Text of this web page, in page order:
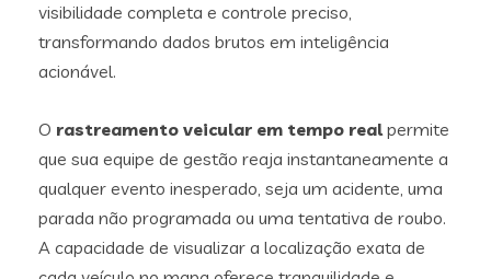
visibilidade completa e controle preciso,
transformando dados brutos em inteligência
acionável.
O rastreamento veicular em tempo real permite
que sua equipe de gestão reaja instantaneamente a
qualquer evento inesperado, seja um acidente, uma
parada não programada ou uma tentativa de roubo.
A capacidade de visualizar a localização exata de